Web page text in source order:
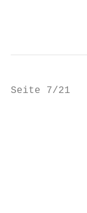
Seite 7/